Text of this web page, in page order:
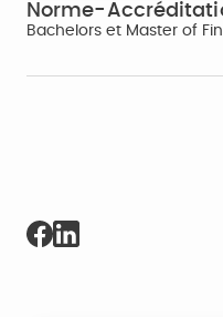
Norme-
Bachelors et Master of